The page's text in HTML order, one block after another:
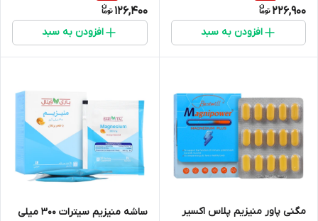
226,900
افزودن به سبد
126,400
افزودن به سبد
مگنی پاور منیزیم پلاس اکسیر ساشه منیزیم سیترات 300 میلی